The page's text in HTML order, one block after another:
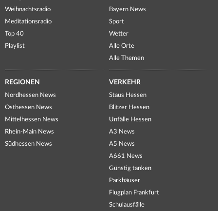
Weihnachtsradio
Meditationsradio
Top 40
Playlist
Bayern News
Sport
Wetter
Alle Orte
Alle Themen
REGIONEN
Nordhessen News
Osthessen News
Mittelhessen News
Rhein-Main News
Südhessen News
VERKEHR
Staus Hessen
Blitzer Hessen
Unfälle Hessen
A3 News
A5 News
A661 News
Günstig tanken
Parkhäuser
Flugplan Frankfurt
Schulausfälle